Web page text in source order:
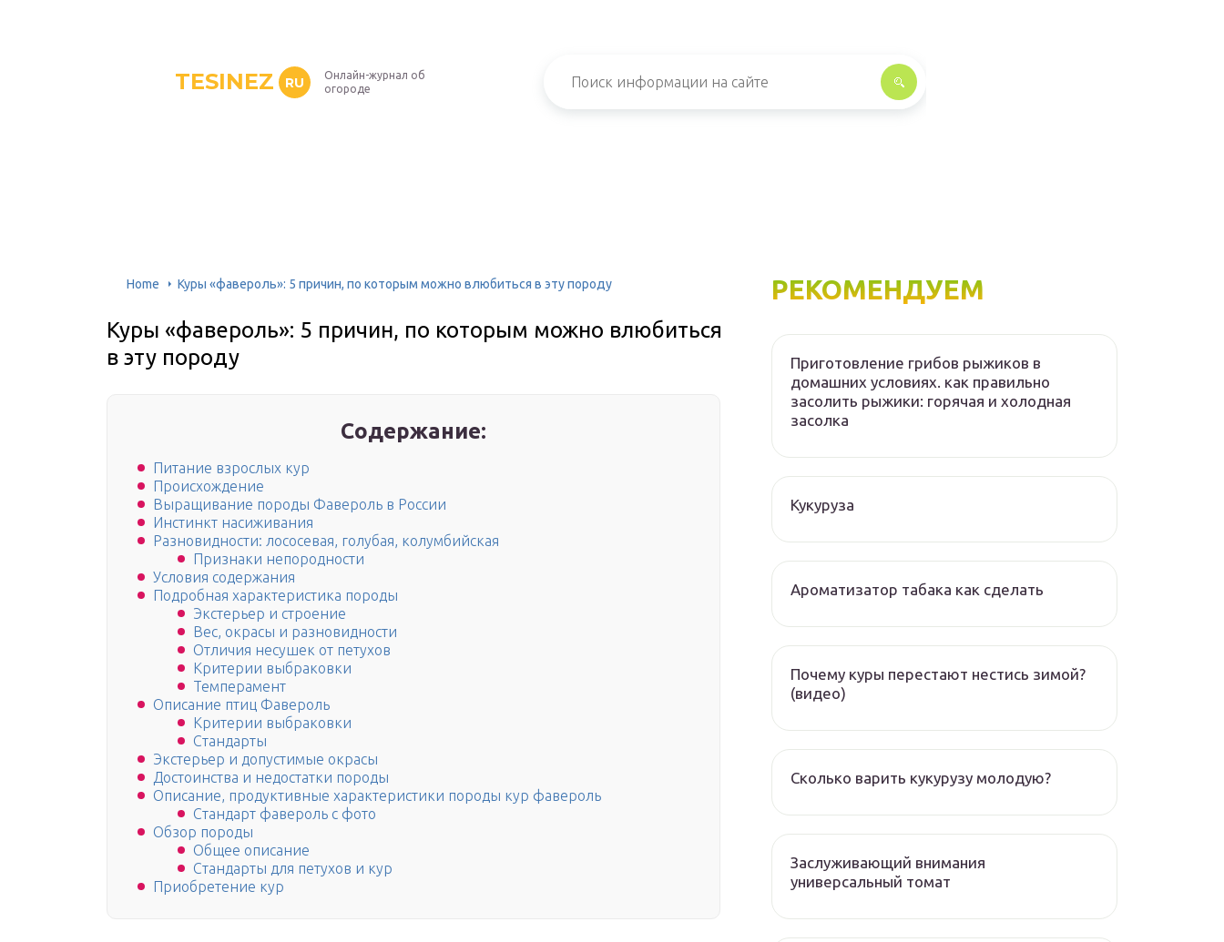
TESINEZ RU
Онлайн-журнал об
огороде
Home Куры «фавероль»: 5 причин, по которым можно влюбиться в эту породу
Куры «фавероль»: 5 причин, по которым можно влюбиться
в эту породу
Содержание:
Питание взрослых кур
Происхождение
Выращивание породы Фавероль в России
Инстинкт насиживания
Разновидности: лососевая, голубая, колумбийская
Признаки непородности
Условия содержания
Подробная характеристика породы
Экстерьер и строение
Вес, окрасы и разновидности
Отличия несушек от петухов
Критерии выбраковки
Темперамент
Описание птиц Фавероль
Критерии выбраковки
Стандарты
Экстерьер и допустимые окрасы
Достоинства и недостатки породы
Описание, продуктивные характеристики породы кур фавероль
Стандарт фавероль с фото
Обзор породы
Общее описание
Стандарты для петухов и кур
Приобретение кур
РЕКОМЕНДУЕМ
Приготовление грибов рыжиков в
домашних условиях. как правильно
засолить рыжики: горячая и холодная
засолка
Кукуруза
Ароматизатор табака как сделать
Почему куры перестают нестись зимой?
(видео)
Сколько варить кукурузу молодую?
Заслуживающий внимания
универсальный томат